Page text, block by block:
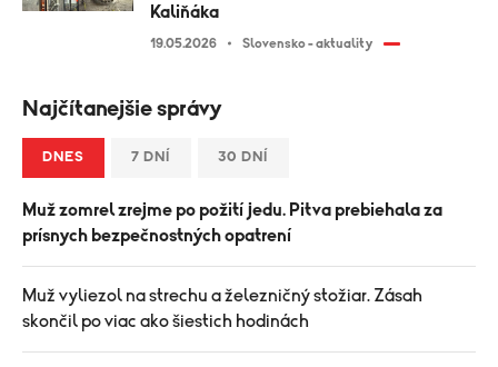
Kaliňáka
19.05.2026 Slovensko - aktuality
Najčítanejšie správy
DNES 7 DNÍ 30 DNÍ
Muž zomrel zrejme po požití jedu. Pitva prebiehala za
prísnych bezpečnostných opatrení
Muž vyliezol na strechu a železničný stožiar. Zásah
skončil po viac ako šiestich hodinách